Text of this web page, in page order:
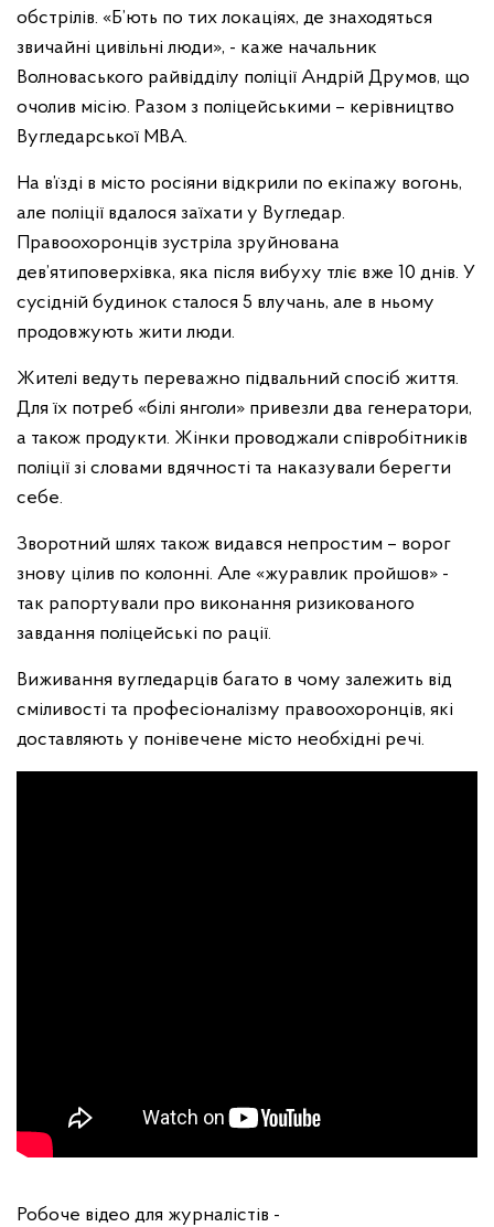
обстрілів. «Б’ють по тих локаціях, де знаходяться
звичайні цивільні люди», - каже начальник
Волноваського райвідділу поліції Андрій Друмов, що
очолив місію. Разом з поліцейськими – керівництво
Вугледарської МВА.
На в’їзді в місто росіяни відкрили по екіпажу вогонь,
але поліції вдалося заїхати у Вугледар.
Правоохоронців зустріла зруйнована
дев’ятиповерхівка, яка після вибуху тліє вже 10 днів. У
сусідній будинок сталося 5 влучань, але в ньому
продовжують жити люди.
Жителі ведуть переважно підвальний спосіб життя.
Для їх потреб «білі янголи» привезли два генератори,
а також продукти. Жінки проводжали співробітників
поліції зі словами вдячності та наказували берегти
себе.
Зворотний шлях також видався непростим – ворог
знову цілив по колонні. Але «журавлик пройшов» -
так рапортували про виконання ризикованого
завдання поліцейські по рації.
Виживання вугледарців багато в чому залежить від
сміливості та професіоналізму правоохоронців, які
доставляють у понівечене місто необхідні речі.
Робоче відео для журналістів -